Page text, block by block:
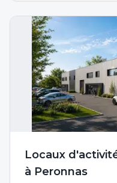
Locaux
à Peronnas